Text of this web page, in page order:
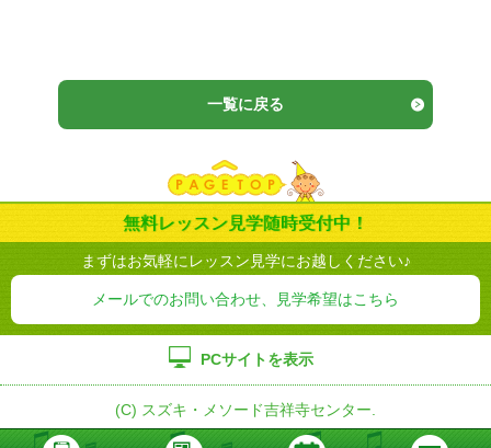
一覧に戻る
無料レッスン見学随時受付中！
まずはお気軽にレッスン見学にお越しください♪
メールでのお問い合わせ、見学希望はこちら
PCサイトを表示
(C) スズキ・メソード吉祥寺センター.